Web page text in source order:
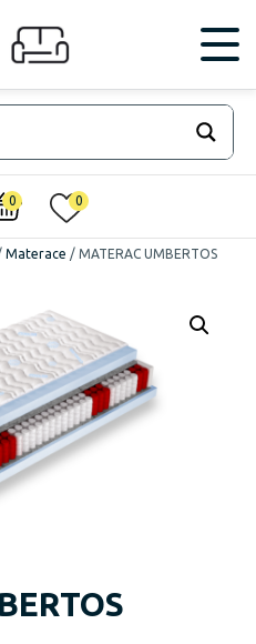
0 0
Materace / MATERAC UMBERTOS